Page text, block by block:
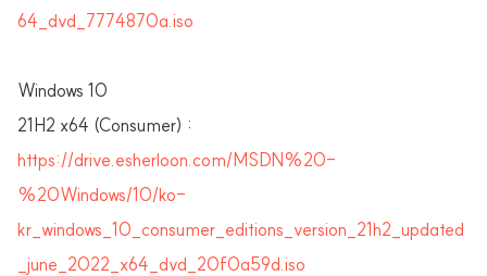
64_dvd_7774870a.iso
Windows 10
21H2 x64 (Consumer) :
https://drive.esherloon.com/MSDN%20-
%20Windows/10/ko-
kr_windows_10_consumer_editions_version_21h2_updated
_june_2022_x64_dvd_20f0a59d.iso